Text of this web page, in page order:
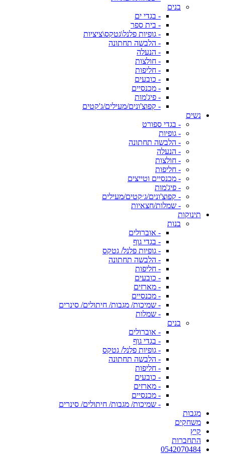
בנים
- בגדי ים
- בית ספר
- גופיות פלנל\גטקס\ציציות
- הלבשה תחתונה
- הנעלה
- חולצות
- חליפות
- כובעים
- מכנסיים
- פיג'מות
- קפוצ'ונים/מעילים/ג'קטים
נשים
- בגדי ספורט
- גופיות
- הלבשה תחתונה
- הנעלה
- חולצות
- חליפות
- מכנסיים וטייצים
- פיג'מות
- קפוצ'ונים/ג׳קטים/מעילים
- שמלות/חצאיות
תינוקות
בנות
- אוברולים
- בגדי גוף
- גופיות פלנל/ גטקס
- הלבשה תחתונה
- חליפות
- כובעים
- מארזים
- מכנסיים
- שמיכות/ מגבות/ חיתולים/ סינרים
- שמלות
בנים
- אוברולים
- בגדי גוף
- גופיות פלנל/ גטקס
- הלבשה תחתונה
- חליפות
- כובעים
- מארזים
- מכנסיים
- שמיכות/ מגבות/ חיתולים/ סינרים
מגבות
משחקים
קיץ
התחברות
0542070484